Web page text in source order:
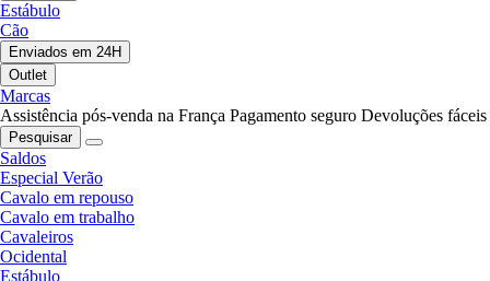
Estábulo
Cão
Enviados em 24H
Outlet
Marcas
Assistência pós-venda na França Pagamento seguro Devoluções fáceis
Pesquisar
Saldos
Especial Verão
Cavalo em repouso
Cavalo em trabalho
Cavaleiros
Ocidental
Estábulo